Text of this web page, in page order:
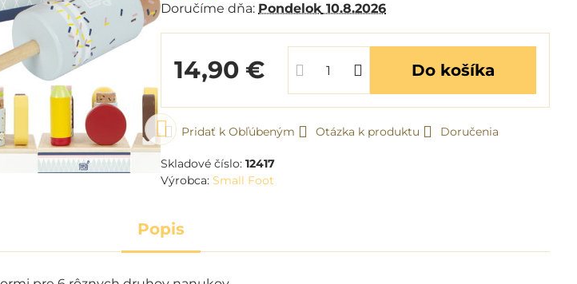
Doručíme dňa: Pondelok 10.8.2026
14,90 € Do košíka
Pridať k Obľúbeným Otázka k produktu Doručenia
Skladové číslo:12417
Výrobca:Small Foot
Popis